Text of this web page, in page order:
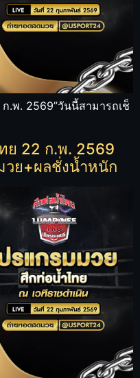
.พ. 2569”วันนี้สามารถเช็
ย 22 ก.พ. 2569
วย+ผลชั่งน้ำหนัก